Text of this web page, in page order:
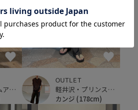
鳥栖プレミアムアウトレット
OUTLET
軽井沢・プリンスショッピングプラザ
カンジ (178cm)